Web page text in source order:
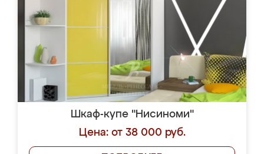
Шкаф-купе "Нисиноми"
Цена: от 38 000 руб.